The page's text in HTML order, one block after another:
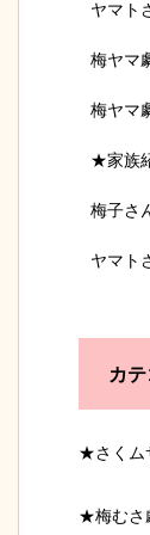
ヤマト
梅ヤマ
梅ヤマ
★家族
梅子さ
ヤマト
カ
★さくム
★梅むさ